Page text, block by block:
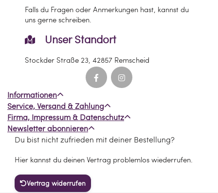
Acid, Sodium Cetearyl Sulfate,
Octyldodecanol, Sodium Lauryl Sulfate,
Tetrahydroxypropyl Ethylenediamine,
Limonene, Amyl Cinnamal, Citronellol,
Geraniol, Linalool, Benzyl Alcohol, Parfum
(Fragrance) and may contain: [+/-
Titanium Dioxide CI 77891, Iron Oxides CI
77491, CI 77492, CI 77499, Aluminum
Powder CI 77000, Copper Powder CI
77400, Bronze Powder CI 77400,
Ultramarines CI 77007, Yellow 5 Lake CI
77289, Red 7 Lake CI 15850, Ferric
May contain carmine as a color additive.
Falls du Fragen oder Anmerkungen hast, kannst du
uns gerne schreiben.
Unser Standort
Stockder Straße 23, 42857 Remscheid
Informationen
Service, Versand & Zahlung
Firma, Impressum & Datenschutz
Newsletter abonnieren
Du bist nicht zufrieden mit deiner Bestellung?
Hier kannst du deinen Vertrag problemlos wiederrufen.
Vertrag widerrufen